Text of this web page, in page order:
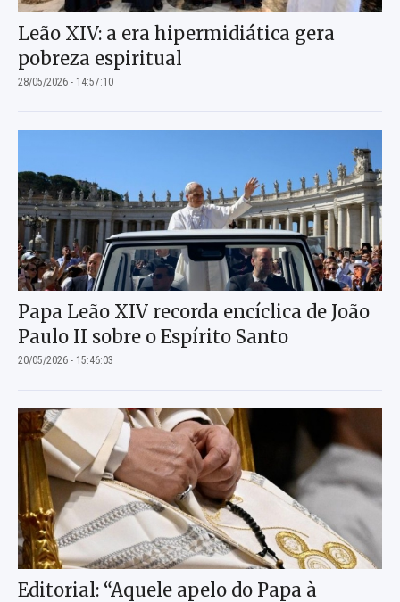
Leão XIV: a era hipermidiática gera
pobreza espiritual
28/05/2026 - 14:57:10
Papa Leão XIV recorda encíclica de João
Paulo II sobre o Espírito Santo
20/05/2026 - 15:46:03
Editorial: “Aquele apelo do Papa à